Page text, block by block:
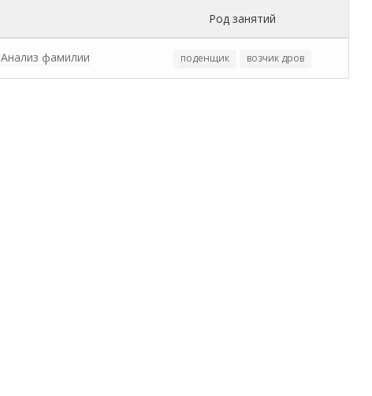
Род занятий
Анализ фамилии поденщик возчик дров